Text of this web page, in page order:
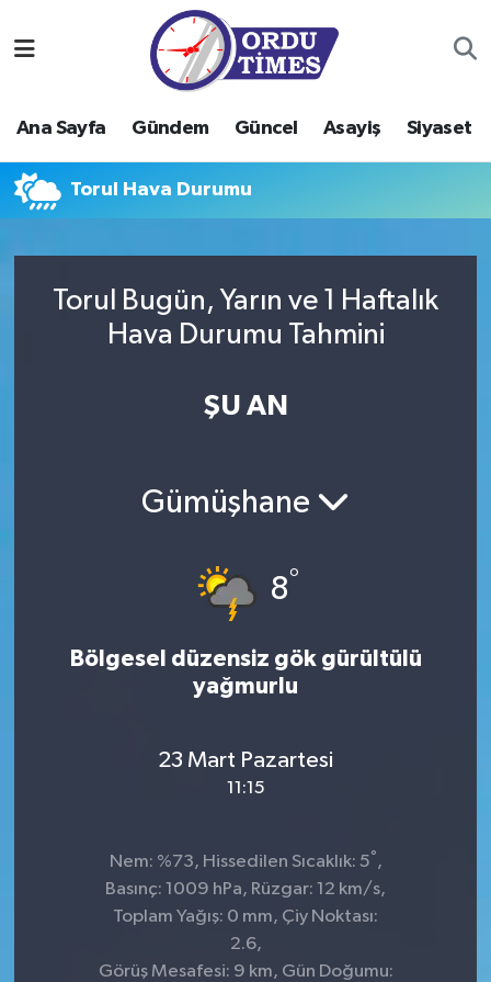
Ana Sayfa Gündem Güncel Asayiş Siyaset
Torul Hava Durumu
Torul Bugün, Yarın ve 1 Haftalık
Hava Durumu Tahmini
ŞU AN
Gümüşhane
8°
Bölgesel düzensiz gök gürültülü
yağmurlu
23 Mart Pazartesi
11:15
Nem: %73, Hissedilen Sıcaklık: 5° ,
Basınç: 1009 hPa, Rüzgar: 12 km/s,
Toplam Yağış: 0 mm, Çiy Noktası:
2.6,
Görüş Mesafesi: 9 km, Gün Doğumu:
Gündem
Güncel
Siyaset
Ordu Nöbetçi Eczaneler
Ordu Hava Durumu
Ordu Namaz Vakitleri
Süper Lig Puan Durumu ve Fikstür
Son Dakika Haberleri